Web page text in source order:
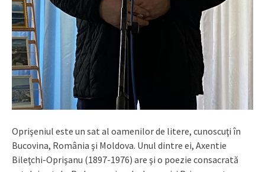
Oprişeniul este un sat al oamenilor de litere, cunoscuţi în
Bucovina, România şi Moldova. Unul dintre ei, Axentie
Bileţchi-Oprişanu (1897-1976) are şi o poezie consacrată